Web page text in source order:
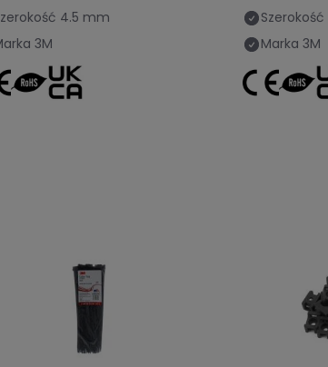
4.5 mm
3M
Szerokość
Marka 3M